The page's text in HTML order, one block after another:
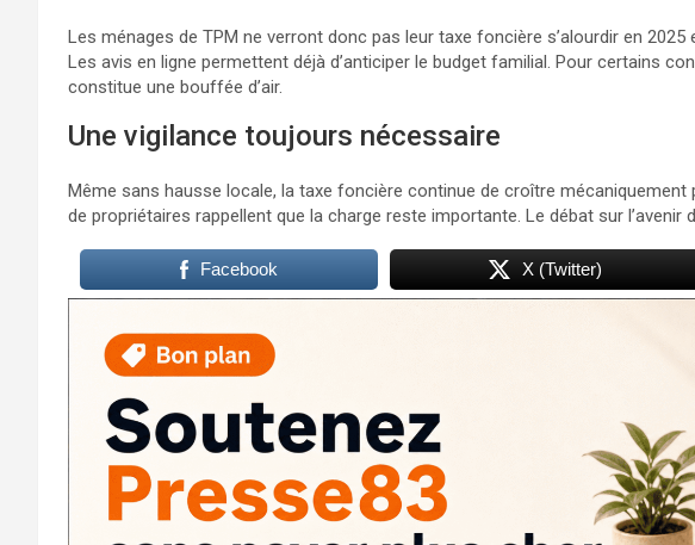
Les ménages de TPM ne verront donc pas leur taxe foncière s’alourdir en
Les avis en ligne permettent déjà d’anticiper le budget familial. Pour certains
constitue une bouffée d’air.
Une vigilance toujours nécessaire
Même sans hausse locale, la taxe foncière continue de croître mécaniquement
de propriétaires rappellent que la charge reste importante. Le débat sur l’avenir
Facebook X (Twitter)